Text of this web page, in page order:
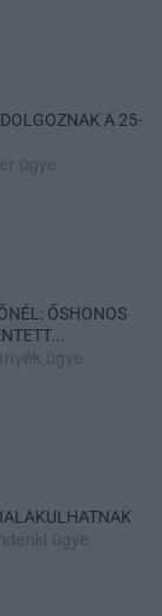
A 25-
ügye
ŐSHONOS
ügye
ügye